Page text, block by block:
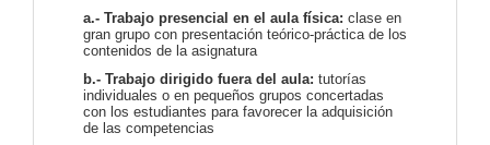
a.- Trabajo presencial en el aula física: clase en
gran grupo con presentación teórico-práctica de los
contenidos de la asignatura
b.- Trabajo dirigido fuera del aula: tutorías
individuales o en pequeños grupos concertadas
con los estudiantes para favorecer la adquisición
de las competencias